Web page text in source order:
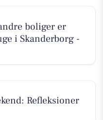
boliger er
i Skanderborg -
Refleksioner